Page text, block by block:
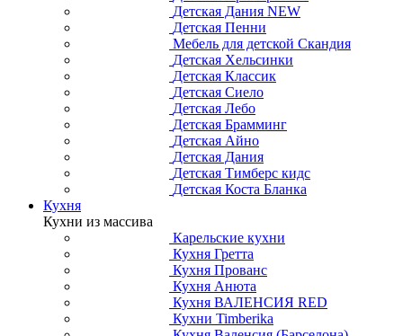
Детская Дания NEW
Детская Пенни
Мебель для детской Скандия
Детская Хельсинки
Детская Классик
Детская Сиело
Детская Лебо
Детская Брамминг
Детская Айно
Детская Дания
Детская Тимберс кидс
Детская Коста Бланка
Кухня
Кухни из массива
Карельские кухни
Кухня Гретта
Кухня Прованс
Кухня Анюта
Кухня ВАЛЕНСИЯ RED
Кухни Timberika